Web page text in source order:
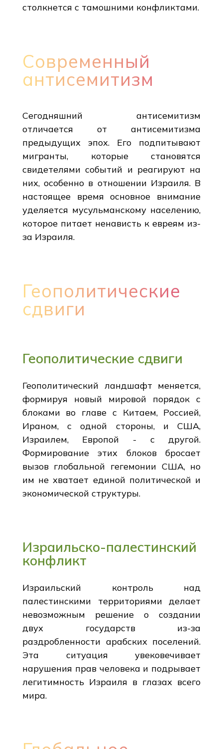
столкнется с тамошними конфликтами.
Современный
антисемитизм
Сегодняшний антисемитизм
отличается от антисемитизма
предыдущих эпох. Его подпитывают
мигранты, которые становятся
свидетелями событий и реагируют на
них, особенно в отношении Израиля. В
настоящее время основное внимание
уделяется мусульманскому населению,
которое питает ненависть к евреям из-
за Израиля.
Геополитические
сдвиги
Геополитические сдвиги
Геополитический ландшафт меняется,
формируя новый мировой порядок с
блоками во главе с Китаем, Россией,
Ираном, с одной стороны, и США,
Израилем, Европой - с другой.
Формирование этих блоков бросает
вызов глобальной гегемонии США, но
им не хватает единой политической и
экономической структуры.
Израильско-палестинский
конфликт
Израильский контроль над
палестинскими территориями делает
невозможным решение о создании
двух государств из-за
раздробленности арабских поселений.
Эта ситуация увековечивает
нарушения прав человека и подрывает
легитимность Израиля в глазах всего
мира.